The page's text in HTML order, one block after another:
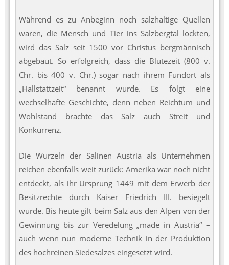
Während es zu Anbeginn noch salzhaltige Quellen
waren, die Mensch und Tier ins Salzbergtal lockten,
wird das Salz seit 1500 vor Christus bergmännisch
abgebaut. So erfolgreich, dass die Blütezeit (800 v.
Chr. bis 400 v. Chr.) sogar nach ihrem Fundort als
„Hallstattzeit“ benannt wurde. Es folgt eine
wechselhafte Geschichte, denn neben Reichtum und
Wohlstand brachte das Salz auch Streit und
Konkurrenz.
Die Wurzeln der Salinen Austria als Unternehmen
reichen ebenfalls weit zurück: Amerika war noch nicht
entdeckt, als ihr Ursprung 1449 mit dem Erwerb der
Besitzrechte durch Kaiser Friedrich III. besiegelt
wurde. Bis heute gilt beim Salz aus den Alpen von der
Gewinnung bis zur Veredelung „made in Austria“ –
auch wenn nun moderne Technik in der Produktion
des hochreinen Siedesalzes eingesetzt wird.